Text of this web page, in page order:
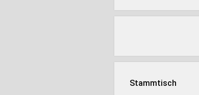
Stammtisch